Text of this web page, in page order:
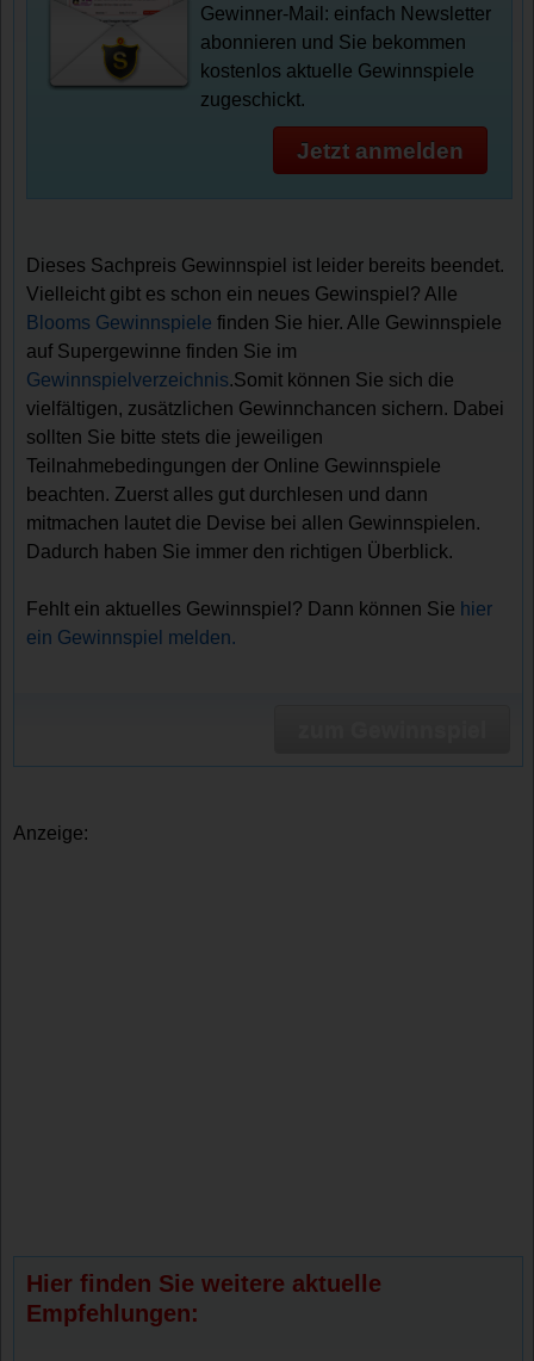
Gewinner-Mail: einfach Newsletter
abonnieren und Sie bekommen
kostenlos aktuelle Gewinnspiele
zugeschickt.
Jetzt anmelden
Dieses Sachpreis Gewinnspiel ist leider bereits beendet.
Vielleicht gibt es schon ein neues Gewinspiel? Alle
Blooms Gewinnspiele finden Sie hier. Alle Gewinnspiele
auf Supergewinne finden Sie im
Gewinnspielverzeichnis.Somit können Sie sich die
vielfältigen, zusätzlichen Gewinnchancen sichern. Dabei
sollten Sie bitte stets die jeweiligen
Teilnahmebedingungen der Online Gewinnspiele
beachten. Zuerst alles gut durchlesen und dann
mitmachen lautet die Devise bei allen Gewinnspielen.
Dadurch haben Sie immer den richtigen Überblick.
Fehlt ein aktuelles Gewinnspiel? Dann können Sie hier
ein Gewinnspiel melden.
Anzeige:
Hier finden Sie weitere aktuelle
Empfehlungen: